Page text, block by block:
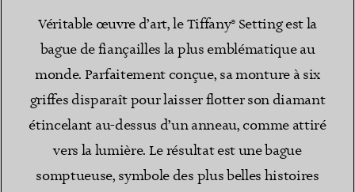
Véritable œuvre d’art, le Tiffany® Setting est la
bague de fiançailles la plus emblématique au
monde. Parfaitement conçue, sa monture à six
griffes disparaît pour laisser flotter son diamant
étincelant au-dessus d’un anneau, comme attiré
vers la lumière. Le résultat est une bague
somptueuse, symbole des plus belles histoires